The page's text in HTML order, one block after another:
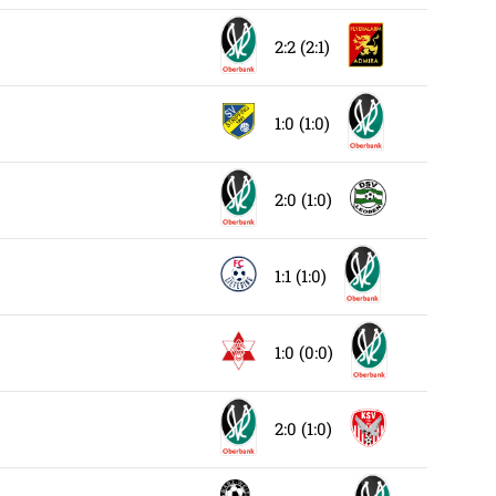
2:2 (2:1)
1:0 (1:0)
2:0 (1:0)
1:1 (1:0)
1:0 (0:0)
2:0 (1:0)